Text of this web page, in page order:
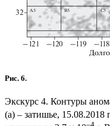
Рис. 6.
Экскурс 4. Контуры
(а) – затишье, 15.08.2018